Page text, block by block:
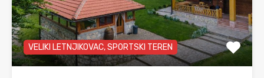
VELIKI LETNJIKOVAC, SPORTSKI TEREN